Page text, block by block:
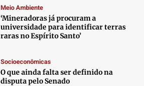
Meio Ambiente
‘Mineradoras já procuram a
universidade para identificar terras
raras no Espírito Santo’
Socioeconômicas
O que ainda falta ser definido na
disputa pelo Senado